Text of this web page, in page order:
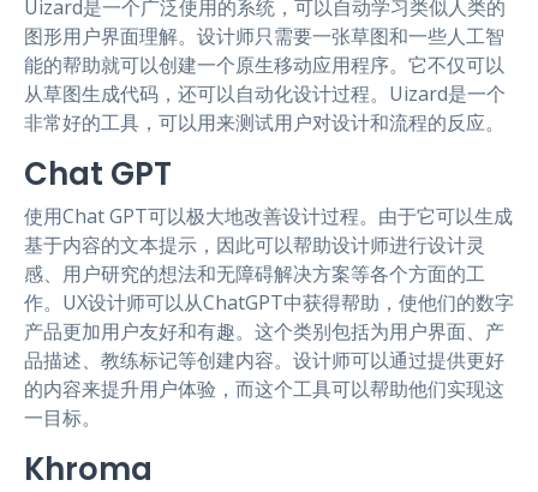
Uizard是一个广泛使用的系统，可以自动学习类似人类的
图形用户界面理解。设计师只需要一张草图和一些人工智
能的帮助就可以创建一个原生移动应用程序。它不仅可以
从草图生成代码，还可以自动化设计过程。Uizard是一个
非常好的工具，可以用来测试用户对设计和流程的反应。
Chat GPT
使用Chat GPT可以极大地改善设计过程。由于它可以生成
基于内容的文本提示，因此可以帮助设计师进行设计灵
感、用户研究的想法和无障碍解决方案等各个方面的工
作。UX设计师可以从ChatGPT中获得帮助，使他们的数字
产品更加用户友好和有趣。这个类别包括为用户界面、产
品描述、教练标记等创建内容。设计师可以通过提供更好
的内容来提升用户体验，而这个工具可以帮助他们实现这
一目标。
Khroma